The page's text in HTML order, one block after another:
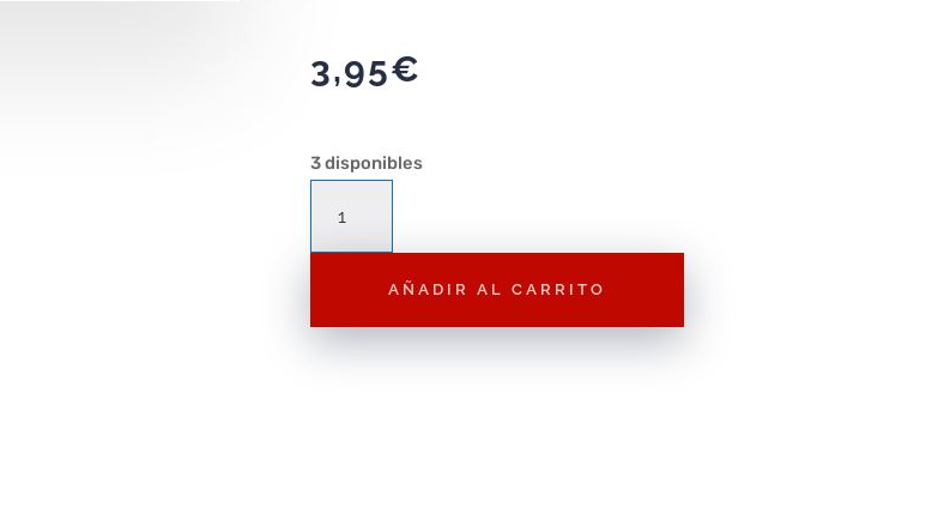
3,95€
3 disponibles
Redondo
Metal
AÑADIR AL CARRITO